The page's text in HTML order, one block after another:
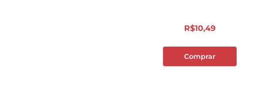
R$10,49
Comprar